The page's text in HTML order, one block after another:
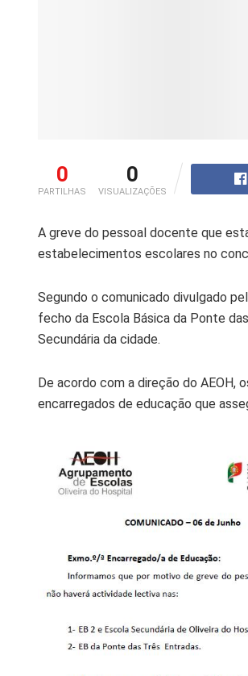
0
PARTILHAS
0
VISUALIZAÇÕES
A greve do pessoal docente que
estabelecimentos escolares no
Segundo o comunicado divulgado
fecho da Escola Básica da Ponte
Secundária da cidade.
De acordo com a direção do AEOH,
encarregados de educação que